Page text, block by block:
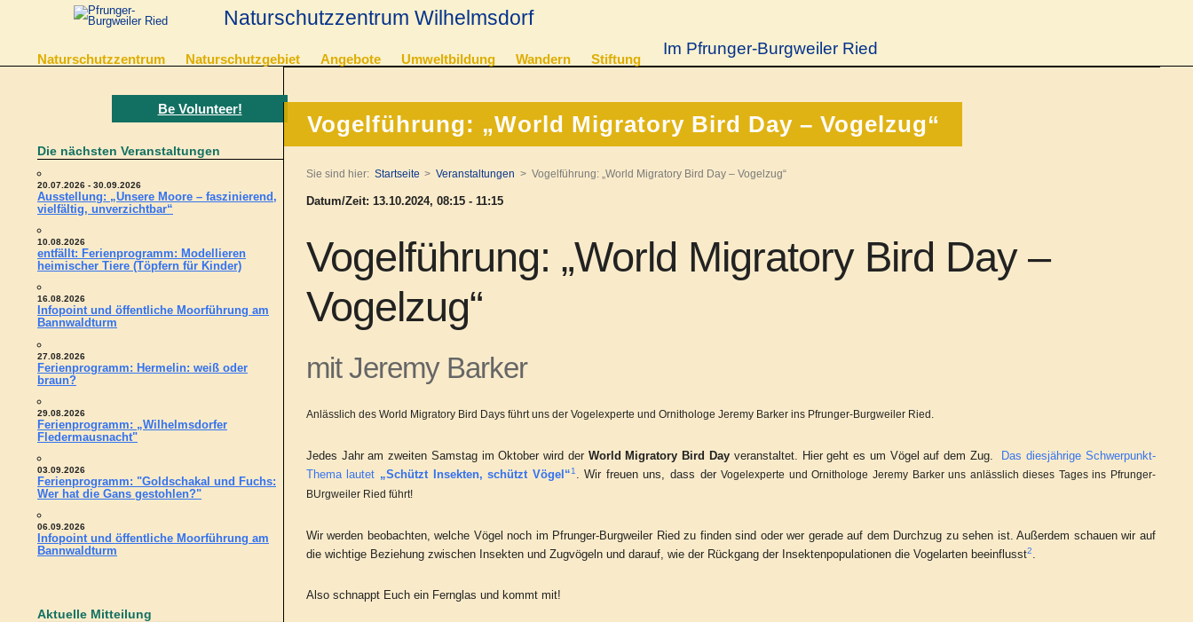
Naturschutzzentrum Wilhelmsdorf
Im Pfrunger-Burgweiler Ried
Naturschutzzentrum Naturschutzgebiet Angebote Umweltbildung Wandern Stiftung
Vogelführung: „World Migratory Bird Day – Vogelzug“
Sie sind hier: Startseite Veranstaltungen Vogelführung: „World Migratory Bird Day – Vogelzug“
Datum/Zeit: 13.10.2024, 08:15 - 11:15
Vogelführung: „World Migratory Bird Day –
Vogelzug“
mit Jeremy Barker
Anlässlich des World Migratory Bird Days führt uns der Vogelexperte und Ornithologe Jeremy Barker ins Pfrunger-Burgweiler Ried.
Jedes Jahr am zweiten Samstag im Oktober wird der World Migratory Bird Day veranstaltet. Hier geht es um Vögel auf dem Zug. Das diesjährige Schwerpunkt-
Thema lautet „Schützt Insekten, schützt Vögel“1 . Wir freuen uns, dass derVogelexperte und Ornithologe Jeremy Barker uns anlässlich dieses Tages ins Pfrunger-
BUrgweiler Ried führt!
Wir werden beobachten, welche Vögel noch im Pfrunger-Burgweiler Ried zu finden sind oder wer gerade auf dem Durchzug zu sehen ist. Außerdem schauen wir auf
die wichtige Beziehung zwischen Insekten und Zugvögeln und darauf, wie der Rückgang der Insektenpopulationen die Vogelarten beeinflusst2
Also schnappt Euch ein Fernglas und kommt mit!
Be Volunteer!
Die nächsten Veranstaltungen
20.07.2026 - 30.09.2026
Ausstellung: „Unsere Moore – faszinierend,
vielfältig, unverzichtbar“
10.08.2026
entfällt: Ferienprogramm: Modellieren
heimischer Tiere (Töpfern für Kinder)
16.08.2026
Infopoint und öffentliche Moorführung am
Bannwaldturm
27.08.2026
Ferienprogramm: Hermelin: weiß oder
braun?
29.08.2026
Ferienprogramm: „Wilhelmsdorfer
Fledermausnacht"
03.09.2026
Ferienprogramm: "Goldschakal und Fuchs:
Wer hat die Gans gestohlen?"
06.09.2026
Infopoint und öffentliche Moorführung am
Bannwaldturm
Aktuelle Mitteilung